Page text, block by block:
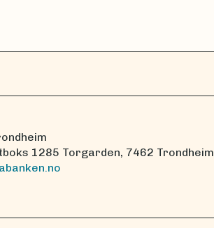
1285 Torgarden, 7462 Trondheim